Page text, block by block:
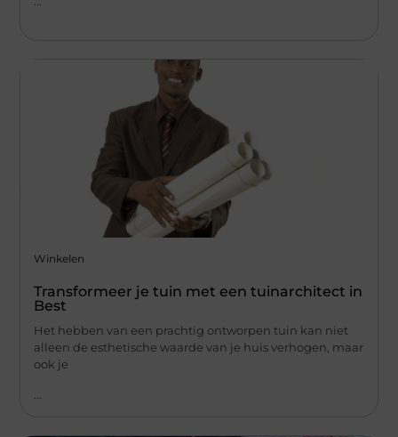
Winkelen
Transformeer je tuin met een tuinarchitect in
Best
Het hebben van een prachtig ontworpen tuin kan niet
alleen de esthetische waarde van je huis verhogen, maar
ook je